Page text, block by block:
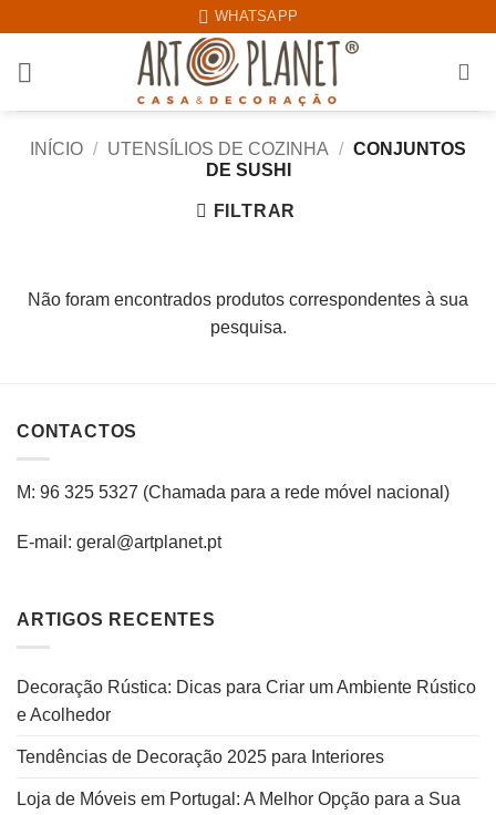
content
WHATSAPP
INÍCIO / UTENSÍLIOS DE COZINHA / CONJUNTOS
DE SUSHI
FILTRAR
Não foram encontrados produtos correspondentes à sua
pesquisa.
CONTACTOS
M: 96 325 5327 (Chamada para a rede móvel nacional )
E-mail: geral@artplanet.pt
ARTIGOS RECENTES
Decoração Rústica: Dicas para Criar um Ambiente Rústico
e Acolhedor
Tendências de Decoração 2025 para Interiores
Loja de Móveis em Portugal: A Melhor Opção para a Sua